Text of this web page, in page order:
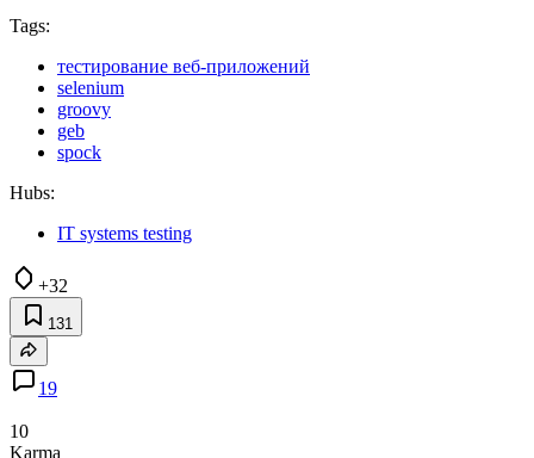
Tags:
тестирование веб-приложений
selenium
groovy
geb
spock
Hubs:
IT systems testing
+32
131
19
10
Karma